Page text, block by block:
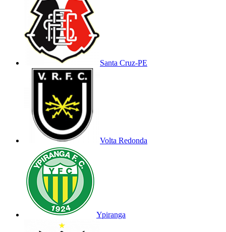
Santa Cruz-PE
Volta Redonda
Ypiranga